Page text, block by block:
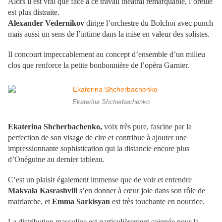
est plus distraite.
Alexander Vedernikov dirige l’orchestre du Bolchoï avec punch
mais aussi un sens de l’intime dans la mise en valeur des solistes.
Il concourt impeccablement au concept d’ensemble d’un milieu
clos que renforce la petite bonbonnière de l’opéra Garnier.
Ekaterina Shcherbachenko
Ekaterina Shcherbachenko, voix très pure, fascine par la
perfection de son visage de cire et contribue à ajouter une
impressionnante sophistication qui la distancie encore plus
d’Onéguine au dernier tableau.
C’est un plaisir également immense que de voir et entendre
Makvala Kasrashvili s’en donner à cœur joie dans son rôle de
matriarche, et Emma Sarkisyan est très touchante en nourrice.